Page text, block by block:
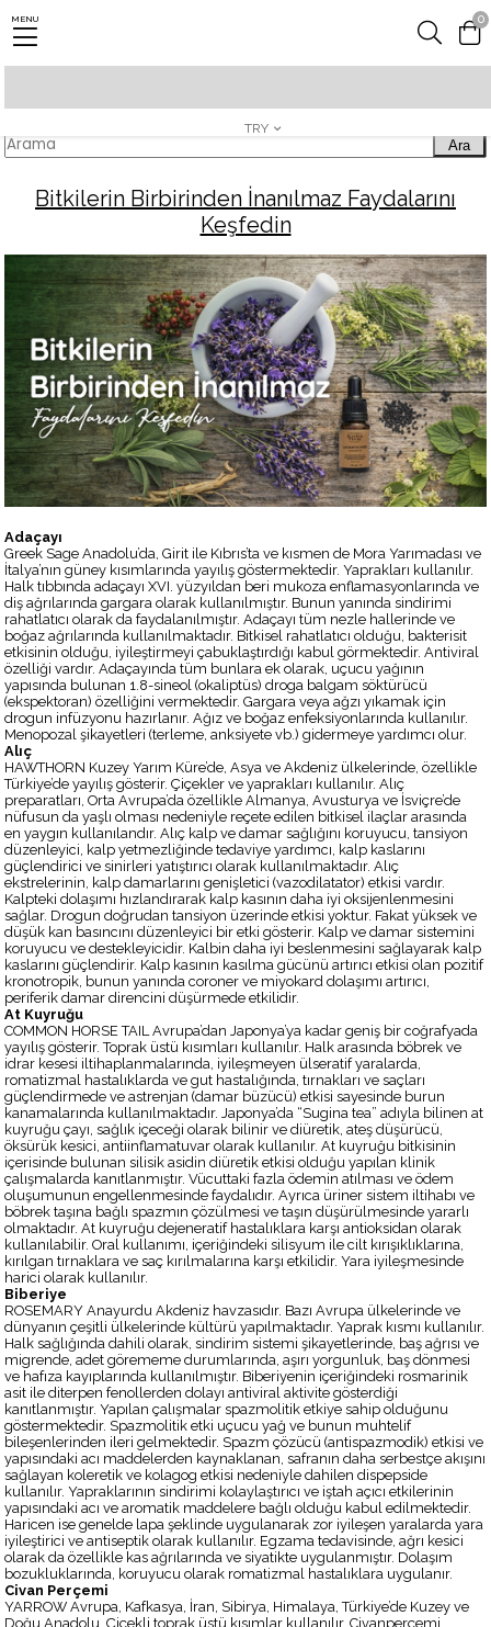
MENU
TRY
0
Ara
Bitkilerin Birbirinden İnanılmaz Faydalarını
Keşfedin
Adaçayı
Greek Sage Anadolu’da, Girit ile Kıbrıs’ta ve kısmen de Mora Yarımadası ve
İtalya’nın güney kısımlarında yayılış göstermektedir. Yaprakları kullanılır.
Halk tıbbında adaçayı XVI. yüzyıldan beri mukoza enflamasyonlarında ve
diş ağrılarında gargara olarak kullanılmıştır. Bunun yanında sindirimi
rahatlatıcı olarak da faydalanılmıştır. Adaçayı tüm nezle hallerinde ve
boğaz ağrılarında kullanılmaktadır. Bitkisel rahatlatıcı olduğu, bakterisit
etkisinin olduğu, iyileştirmeyi çabuklaştırdığı kabul görmektedir. Antiviral
özelliği vardır. Adaçayında tüm bunlara ek olarak, uçucu yağının
yapısında bulunan 1.8-sineol (okaliptüs) droga balgam söktürücü
(ekspektoran) özelliğini vermektedir. Gargara veya ağzı yıkamak için
drogun infüzyonu hazırlanır. Ağız ve boğaz enfeksiyonlarında kullanılır.
Menopozal şikayetleri (terleme, anksiyete vb.) gidermeye yardımcı olur.
Alıç
HAWTHORN Kuzey Yarım Küre’de, Asya ve Akdeniz ülkelerinde, özellikle
Türkiye’de yayılış gösterir. Çiçekler ve yaprakları kullanılır. Alıç
preparatları, Orta Avrupa’da özellikle Almanya, Avusturya ve İsviçre’de
nüfusun da yaşlı olması nedeniyle reçete edilen bitkisel ilaçlar arasında
en yaygın kullanılandır. Alıç kalp ve damar sağlığını koruyucu, tansiyon
düzenleyici, kalp yetmezliğinde tedaviye yardımcı, kalp kaslarını
güçlendirici ve sinirleri yatıştırıcı olarak kullanılmaktadır. Alıç
ekstrelerinin, kalp damarlarını genişletici (vazodilatator) etkisi vardır.
Kalpteki dolaşımı hızlandırarak kalp kasının daha iyi oksijenlenmesini
sağlar. Drogun doğrudan tansiyon üzerinde etkisi yoktur. Fakat yüksek ve
düşük kan basıncını düzenleyici bir etki gösterir. Kalp ve damar sistemini
koruyucu ve destekleyicidir. Kalbin daha iyi beslenmesini sağlayarak kalp
kaslarını güçlendirir. Kalp kasının kasılma gücünü artırıcı etkisi olan pozitif
kronotropik, bunun yanında coroner ve miyokard dolaşımı artırıcı,
periferik damar direncini düşürmede etkilidir.
At Kuyruğu
COMMON HORSE TAIL Avrupa’dan Japonya’ya kadar geniş bir coğrafyada
yayılış gösterir. Toprak üstü kısımları kullanılır. Halk arasında böbrek ve
idrar kesesi iltihaplanmalarında, iyileşmeyen ülseratif yaralarda,
romatizmal hastalıklarda ve gut hastalığında, tırnakları ve saçları
güçlendirmede ve astrenjan (damar büzücü) etkisi sayesinde burun
kanamalarında kullanılmaktadır. Japonya’da “Sugina tea” adıyla bilinen at
kuyruğu çayı, sağlık içeceği olarak bilinir ve diüretik, ateş düşürücü,
öksürük kesici, antiinflamatuvar olarak kullanılır. At kuyruğu bitkisinin
içerisinde bulunan silisik asidin diüretik etkisi olduğu yapılan klinik
çalışmalarda kanıtlanmıştır. Vücuttaki fazla ödemin atılması ve ödem
oluşumunun engellenmesinde faydalıdır. Ayrıca üriner sistem iltihabı ve
böbrek taşına bağlı spazmın çözülmesi ve taşın düşürülmesinde yararlı
olmaktadır. At kuyruğu dejeneratif hastalıklara karşı antioksidan olarak
kullanılabilir. Oral kullanımı, içeriğindeki silisyum ile cilt kırışıklıklarına,
kırılgan tırnaklara ve saç kırılmalarına karşı etkilidir. Yara iyileşmesinde
harici olarak kullanılır.
Biberiye
ROSEMARY Anayurdu Akdeniz havzasıdır. Bazı Avrupa ülkelerinde ve
dünyanın çeşitli ülkelerinde kültürü yapılmaktadır. Yaprak kısmı kullanılır.
Halk sağlığında dahili olarak, sindirim sistemi şikayetlerinde, baş ağrısı ve
migrende, adet görememe durumlarında, aşırı yorgunluk, baş dönmesi
ve hafıza kayıplarında kullanılmıştır. Biberiyenin içeriğindeki rosmarinik
asit ile diterpen fenollerden dolayı antiviral aktivite gösterdiği
kanıtlanmıştır. Yapılan çalışmalar spazmolitik etkiye sahip olduğunu
göstermektedir. Spazmolitik etki uçucu yağ ve bunun muhtelif
bileşenlerinden ileri gelmektedir. Spazm çözücü (antispazmodik) etkisi ve
yapısındaki acı maddelerden kaynaklanan, safranın daha serbestçe akışını
sağlayan koleretik ve kolagog etkisi nedeniyle dahilen dispepside
kullanılır. Yapraklarının sindirimi kolaylaştırıcı ve iştah açıcı etkilerinin
yapısındaki acı ve aromatik maddelere bağlı olduğu kabul edilmektedir.
Haricen ise genelde lapa şeklinde uygulanarak zor iyileşen yaralarda yara
iyileştirici ve antiseptik olarak kullanılır. Egzama tedavisinde, ağrı kesici
olarak da özellikle kas ağrılarında ve siyatikte uygulanmıştır. Dolaşım
bozukluklarında, koruyucu olarak romatizmal hastalıklara uygulanır.
Civan Perçemi
YARROW Avrupa, Kafkasya, İran, Sibirya, Himalaya, Türkiye’de Kuzey ve
Doğu Anadolu. Çiçekli toprak üstü kısımlar kullanılır. Civanperçemi